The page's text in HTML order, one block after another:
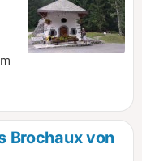
Brochaux von